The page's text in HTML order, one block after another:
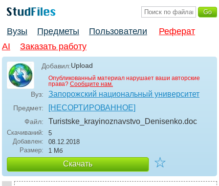
Вузы Предметы Пользователи
Реферат
AI
Заказать работу
Добавил:Upload
Опубликованный материал нарушает ваши авторские
права? Сообщите нам.
Вуз: Запорожский национальный университет
Предмет: [НЕСОРТИРОВАННОЕ]
Файл: Turistske_krayinoznavstvo_Denisenko.doc
Скачиваний:
5
Добавлен:
08.12.2018
Размер:
1 Мб
Скачать ☆